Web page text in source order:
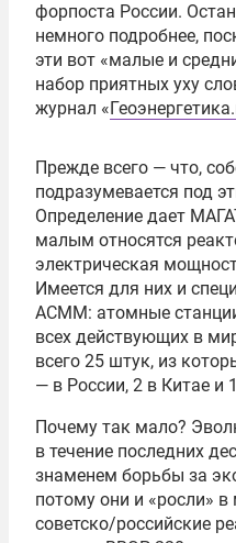
форпоста России.
немного подробнее,
эти вот «малые и
набор приятных уху
журнал «
Прежде всего — что,
подразумевается под
Определение дает
малым относятся
электрическая
Имеется для них и
АСММ: атомные
всех действующих в
всего 25 штук, из
— в России, 2 в Китае и
Почему так мало?
в течение последних
знаменем борьбы за
потому они и «росли»
советско/российские